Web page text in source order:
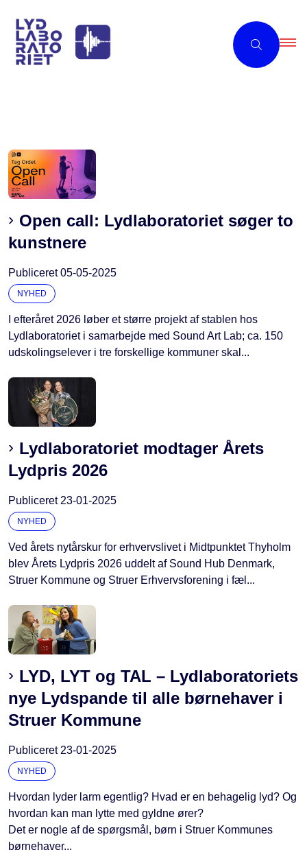
Open call: Lydlaboratoriet søger to
kunstnere
Publiceret05-05-2025
NYHED
I efteråret 2026 løber et større projekt af stablen hos
Lydlaboratoriet i samarbejde med Sound Art Lab; ca. 150
udskolingselever i tre forskellige kommuner skal...
Lydlaboratoriet modtager Årets
Lydpris 2026
Publiceret 23-01-2025
NYHED
Ved årets nytårskur for erhvervslivet i Midtpunktet Thyholm
blev Årets Lydpris 2026 uddelt af Sound Hub Denmark,
Struer Kommune og Struer Erhvervsforening i fæl...
LYD, LYT og TAL – Lydlaboratoriets
nye Lydspande til alle børnehaver i
Struer Kommune
Publiceret 23-01-2025
NYHED
Hvordan lyder larm egentlig? Hvad er en behagelig lyd? Og
hvordan kan man lytte med gyldne ører?
Det er nogle af de spørgsmål, børn i Struer Kommunes
børnehaver...